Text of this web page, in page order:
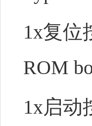
1x复位
ROM
1x启动